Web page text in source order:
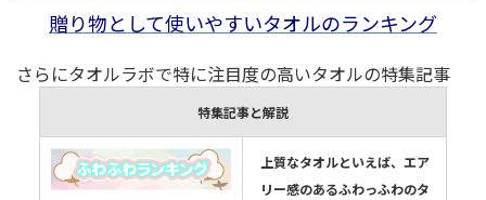
贈り物として使いやすいタオルのランキング
さらにタオルラボで特に注目度の高いタオルの特集記事
特集記事と解説
上質なタオルといえば、エア
リー感のあるふわっふわのタ